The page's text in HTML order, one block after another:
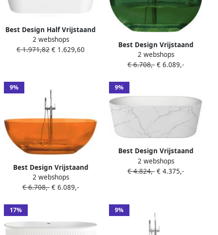
Best Design Half Vrijstaand
Ligbad Bareiss 180x80x60
cm Acryl Mat Wit
2 webshops
€ 1.971,82 € 1.629,60
Best Design Vrijstaand
Ligbad 170x78x56 cm Resin
Transparant Emerald Groen
2 webshops
€ 6.708,- € 6.089,-
9%
Best Design Vrijstaand
Ligbad 170x78x56 cm Resin
Transparant Oranje
2 webshops
€ 6.708,- € 6.089,-
9%
Best Design Vrijstaand
Ligbad Bianco Marble
179x85x60 cm Mat
2 webshops
€ 4.824,- € 4.375,-
17% 9%